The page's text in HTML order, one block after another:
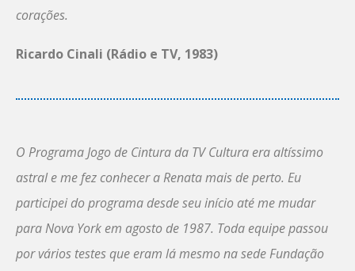
corações.
Ricardo Cinali (Rádio e TV, 1983)
O Programa Jogo de Cintura da TV Cultura era altíssimo
astral e me fez conhecer a Renata mais de perto. Eu
participei do programa desde seu início até me mudar
para Nova York em agosto de 1987. Toda equipe passou
por vários testes que eram lá mesmo na sede Fundação